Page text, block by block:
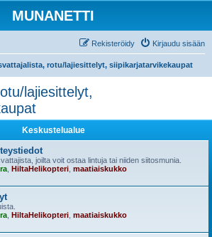
MUNANETTI
Kirjaudu sisään
Rekisteröidy
rotu/lajiesittelyt, siipikarjatarvikekaupat
lajiesittelyt,
Keskustelualue
joilta voit ostaa lintuja tai niiden siitosmunia.
HiltaHelikopteri maatiaiskukko
HiltaHelikopteri maatiaiskukko